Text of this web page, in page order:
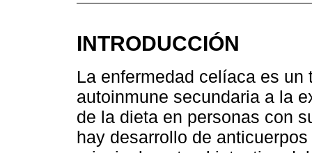
INTRODUCCIÓN
La enfermedad celíaca es
autoinmune secundaria a la
de la dieta en personas con
hay desarrollo de